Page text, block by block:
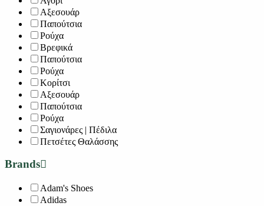
Αξεσουάρ
Παπούτσια
Ρούχα
Βρεφικά
Παπούτσια
Ρούχα
Κορίτσι
Αξεσουάρ
Παπούτσια
Ρούχα
Σαγιονάρες | Πέδιλα
Πετσέτες Θαλάσσης
Brands
Adam's Shoes
Adidas